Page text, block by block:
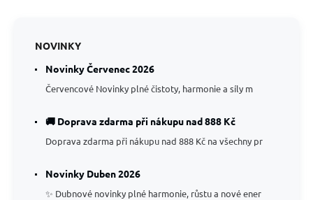
NOVINKY
Novinky Červenec 2026
Červencové Novinky plné čistoty, harmonie a síly m
🚚 Doprava zdarma při nákupu nad 888 Kč
Doprava zdarma při nákupu nad 888 Kč na všechny pr
Novinky Duben 2026
✨ Dubnové novinky plné harmonie, růstu a nové ener